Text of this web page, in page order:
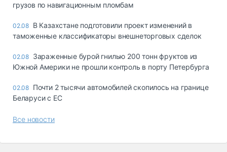
грузов по навигационным пломбам
02.08 В Казахстане подготовили проект изменений в
таможенные классификаторы внешнеторговых сделок
02.08 Зараженные бурой гнилью 200 тонн фруктов из
Южной Америки не прошли контроль в порту Петербурга
02.08 Почти 2 тысячи автомобилей скопилось на границе
Беларуси с ЕС
Все новости